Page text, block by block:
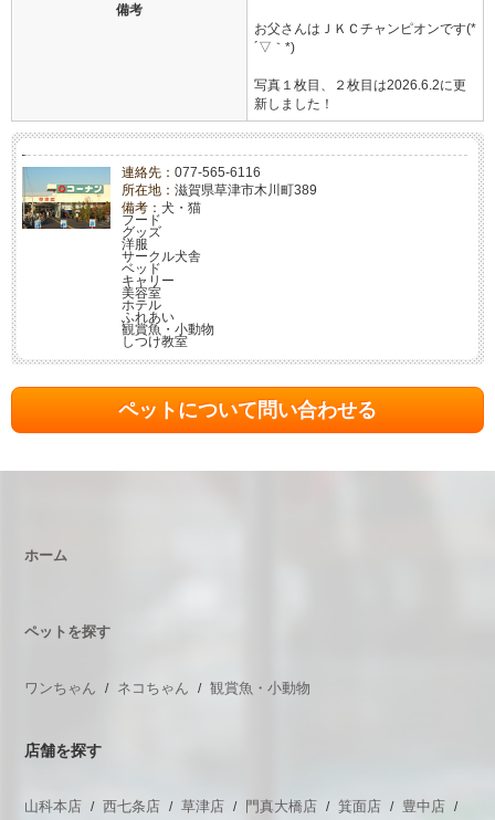
備考
お父さんはＪＫＣチャンピオンです(*
´▽｀*)
写真１枚目、２枚目は2026.6.2に更
新しました！
連絡先： 077-565-6116
所在地： 滋賀県草津市木川町389
備考： 犬・猫
フード
グッズ
洋服
サークル犬舎
ベッド
キャリー
美容室
ホテル
ふれあい
観賞魚・小動物
しつけ教室
ペットについて問い合わせる
ホーム
ペットを探す
ワンちゃん ネコちゃん 観賞魚・小動物
店舗を探す
山科本店 西七条店 草津店 門真大橋店 箕面店 豊中店